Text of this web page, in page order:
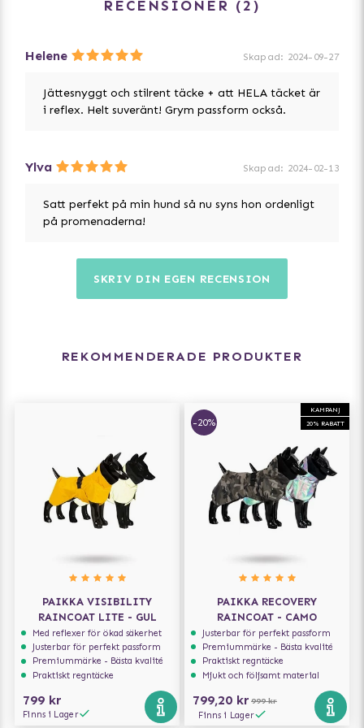
stryk inte och använd inte sköljmedel.
Designad i Helsingfors, Finland.
RECENSIONER 2
Helene Skapad: 2024-09-27
Jättesnyggt och stilrent täcke + att HELA täcket är
i reflex. Helt suveränt! Grym passform också.
Ylva Skapad: 2024-02-13
Satt perfekt på min hund så nu syns hon ordenligt
på promenaderna!
SKRIV DIN EGEN RECENSION
REKOMMENDERADE PRODUKTER
PAIKKA VISIBILITY
RAINCOAT LITE - GUL
Med reflexer för ökad säkerhet
Justerbar för perfekt passform
Premiummärke - Bästa kvalité
Praktiskt regntäcke
799 kr
Finns i Lager
KAMPANJ
20% RABATT
-20%
PAIKKA RECOVERY
RAINCOAT - CAMO
Justerbar för perfekt passform
Premiummärke - Bästa kvalité
Praktiskt regntäcke
Mjukt och följsamt material
799,20 kr 999 kr
Finns i Lager